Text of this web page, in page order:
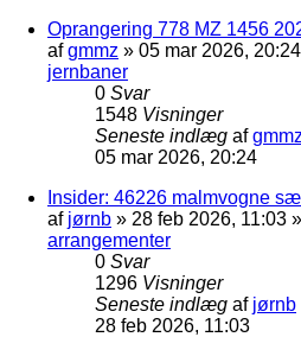
Oprangering 778 MZ 1456
afgmmz » 05 mar 2026, 20:24
jernbaner
0 Svar
1548 Visninger
Seneste indlæg afgmmz
05 mar 2026, 20:24
Insider: 46226 malmvogne
af jørnb » 28 feb 2026, 11:03
arrangementer
0 Svar
1296 Visninger
Seneste indlæg af jørnb
28 feb 2026, 11:03